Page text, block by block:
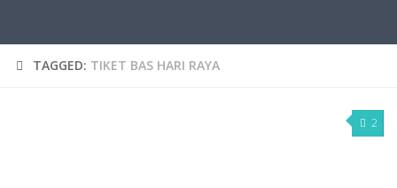
TAGGED: TIKET BAS HARI RAYA
2